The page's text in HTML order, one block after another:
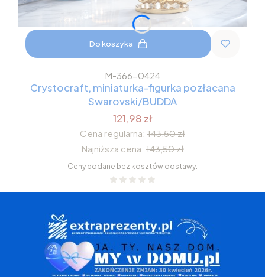
Do koszyka
M-366-0424
Crystocraft, miniaturka-figurka pozłacana
Swarovski/BUDDA
121,98 zł
Cena regularna: 143,50 zł
Najniższa cena: 143,50 zł
Ceny podane bez kosztów dostawy.